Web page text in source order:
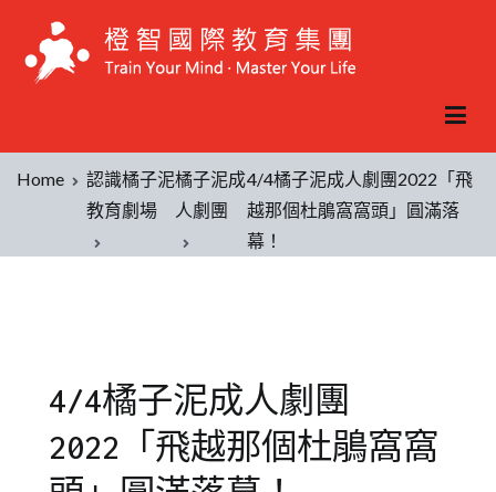
Home
認識橘子泥
教育劇場
橘子泥成
人劇團
4/4橘子泥成人劇團2022「飛
越那個杜鵑窩窩頭」圓滿落
幕！
4/4橘子泥成人劇團
2022「飛越那個杜鵑窩窩